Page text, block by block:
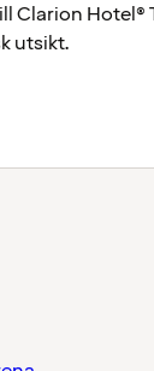
Clarion Hotel®
utsikt.